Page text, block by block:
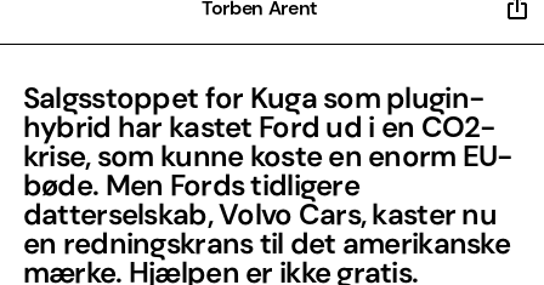
Torben Arent
Salgsstoppet for Kuga som plugin-
hybrid har kastet Ford ud i en CO2-
krise, som kunne koste en enorm EU-
bøde. Men Fords tidligere
datterselskab, Volvo Cars, kaster nu
en redningskrans til det amerikanske
mærke. Hjælpen er ikke gratis.